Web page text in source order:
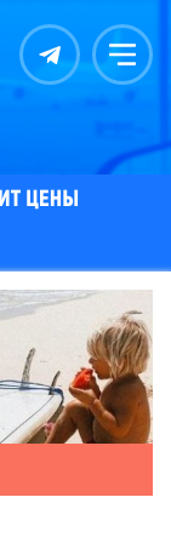
Контакты Меню